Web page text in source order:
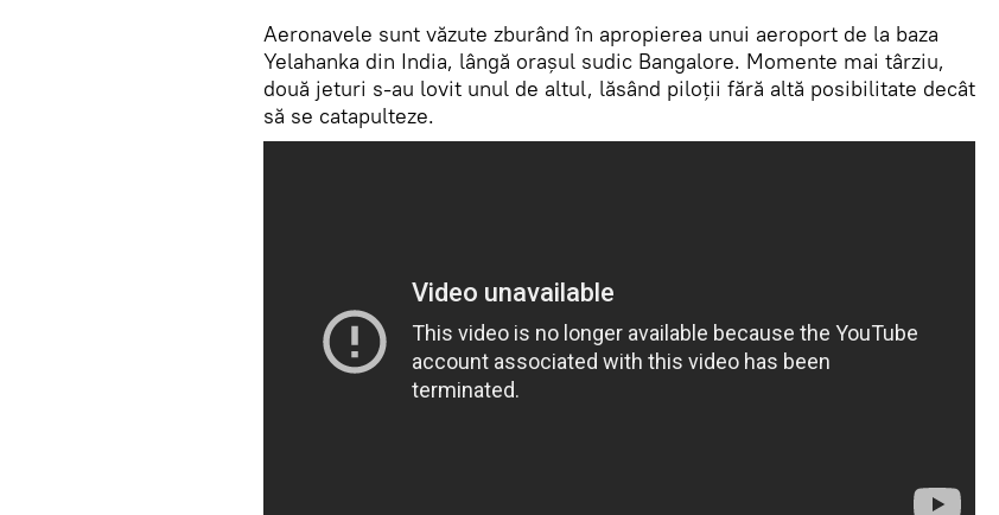
Aeronavele sunt văzute zburând în apropierea unui aeroport de la baza
Yelahanka din India, lângă orașul sudic Bangalore. Momente mai târziu,
două jeturi s-au lovit unul de altul, lăsând piloții fără altă posibilitate decât
să se catapulteze.